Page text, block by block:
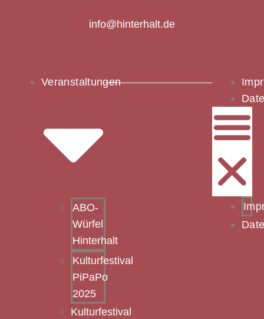
info@hinterhalt.de
Veranstaltungen
ABO-
Würfel
Hinterhalt
Kulturfestival
PiPaPo
2025
Kulturfestival